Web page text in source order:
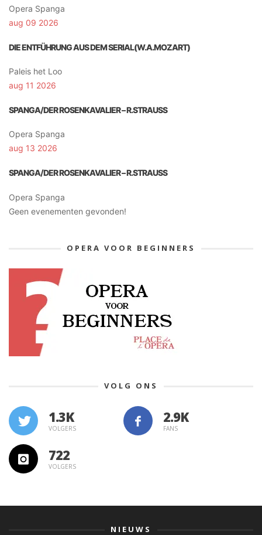
Opera Spanga
aug 09 2026
DIE ENTFÜHRUNG AUS DEM SERIAL(W.A.MOZART)
Paleis het Loo
aug 11 2026
SPANGA/DER ROSENKAVALIER – R.STRAUSS
Opera Spanga
aug 13 2026
SPANGA/DER ROSENKAVALIER – R.STRAUSS
Opera Spanga
Geen evenementen gevonden!
OPERA VOOR BEGINNERS
VOLG ONS
1.3K
VOLGERS FANS
722
VOLGERS
NIEUWS